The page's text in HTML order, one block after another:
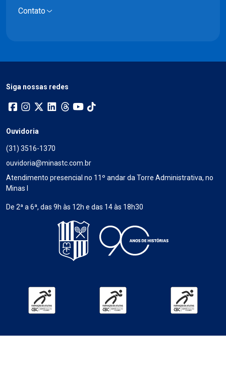
Contato
Siga nossas redes
Ouvidoria
(31) 3516-1370
ouvidoria@minastc.com.br
Atendimento presencial no 11º andar da Torre Administrativa, no
Minas I
De 2ª a 6ª, das 9h às 12h e das 14 às 18h30